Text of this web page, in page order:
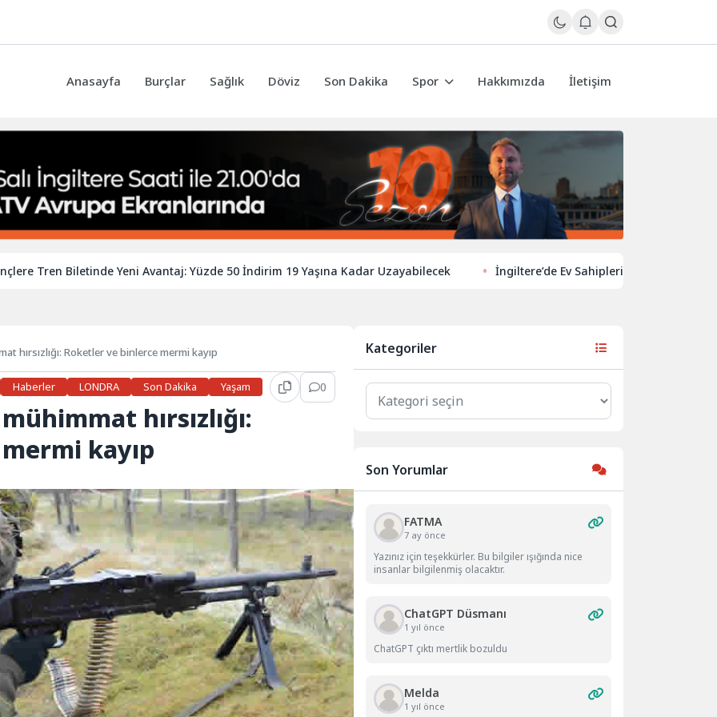
Anasayfa Burçlar Sağlık Döviz Son Dakika Spor Hakkımızda İletişim
Biletinde Yeni Avantaj: Yüzde 50 İndirim 19 Yaşına Kadar Uzayabilecek İngiltere’de Ev Sahiplerinden Yeni Yönelim:
hırsızlığı: Roketler ve binlerce mermi kayıp
Haberler LONDRA Son Dakika Yaşam 0
hırsızlığı:
kayıp
Kategoriler
Kategoriler
Son Yorumlar
FATMA
7 ay önce
Yazınız için teşekkürler. Bu bilgiler ışığında nice
insanlar bilgilenmiş olacaktır.
ChatGPT Düsmanı
1 yıl önce
ChatGPT çıktı mertlik bozuldu
Melda
1 yıl önce